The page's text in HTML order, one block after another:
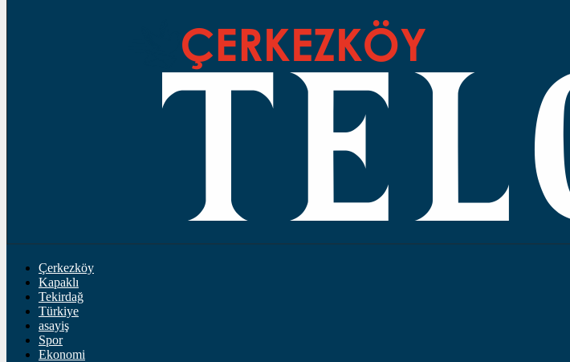
Çerkezköy
Kapaklı
Tekirdağ
Türkiye
asayiş
Spor
Ekonomi